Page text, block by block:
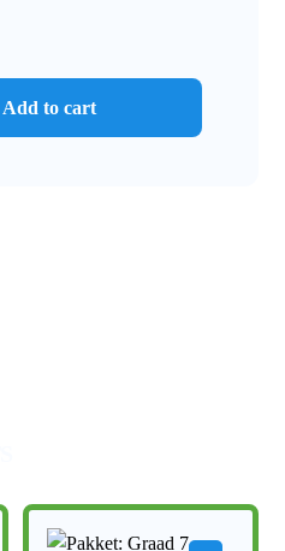
Add to cart